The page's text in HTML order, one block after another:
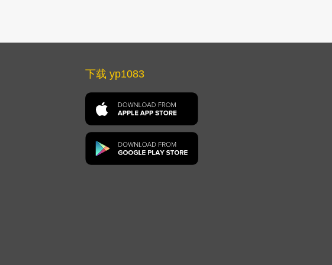
下载 yp1083